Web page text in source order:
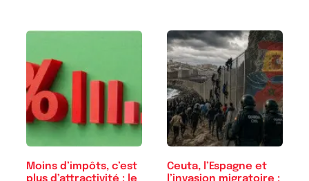
Moins d’impôts, c’est
Ceuta, l’Espagne et